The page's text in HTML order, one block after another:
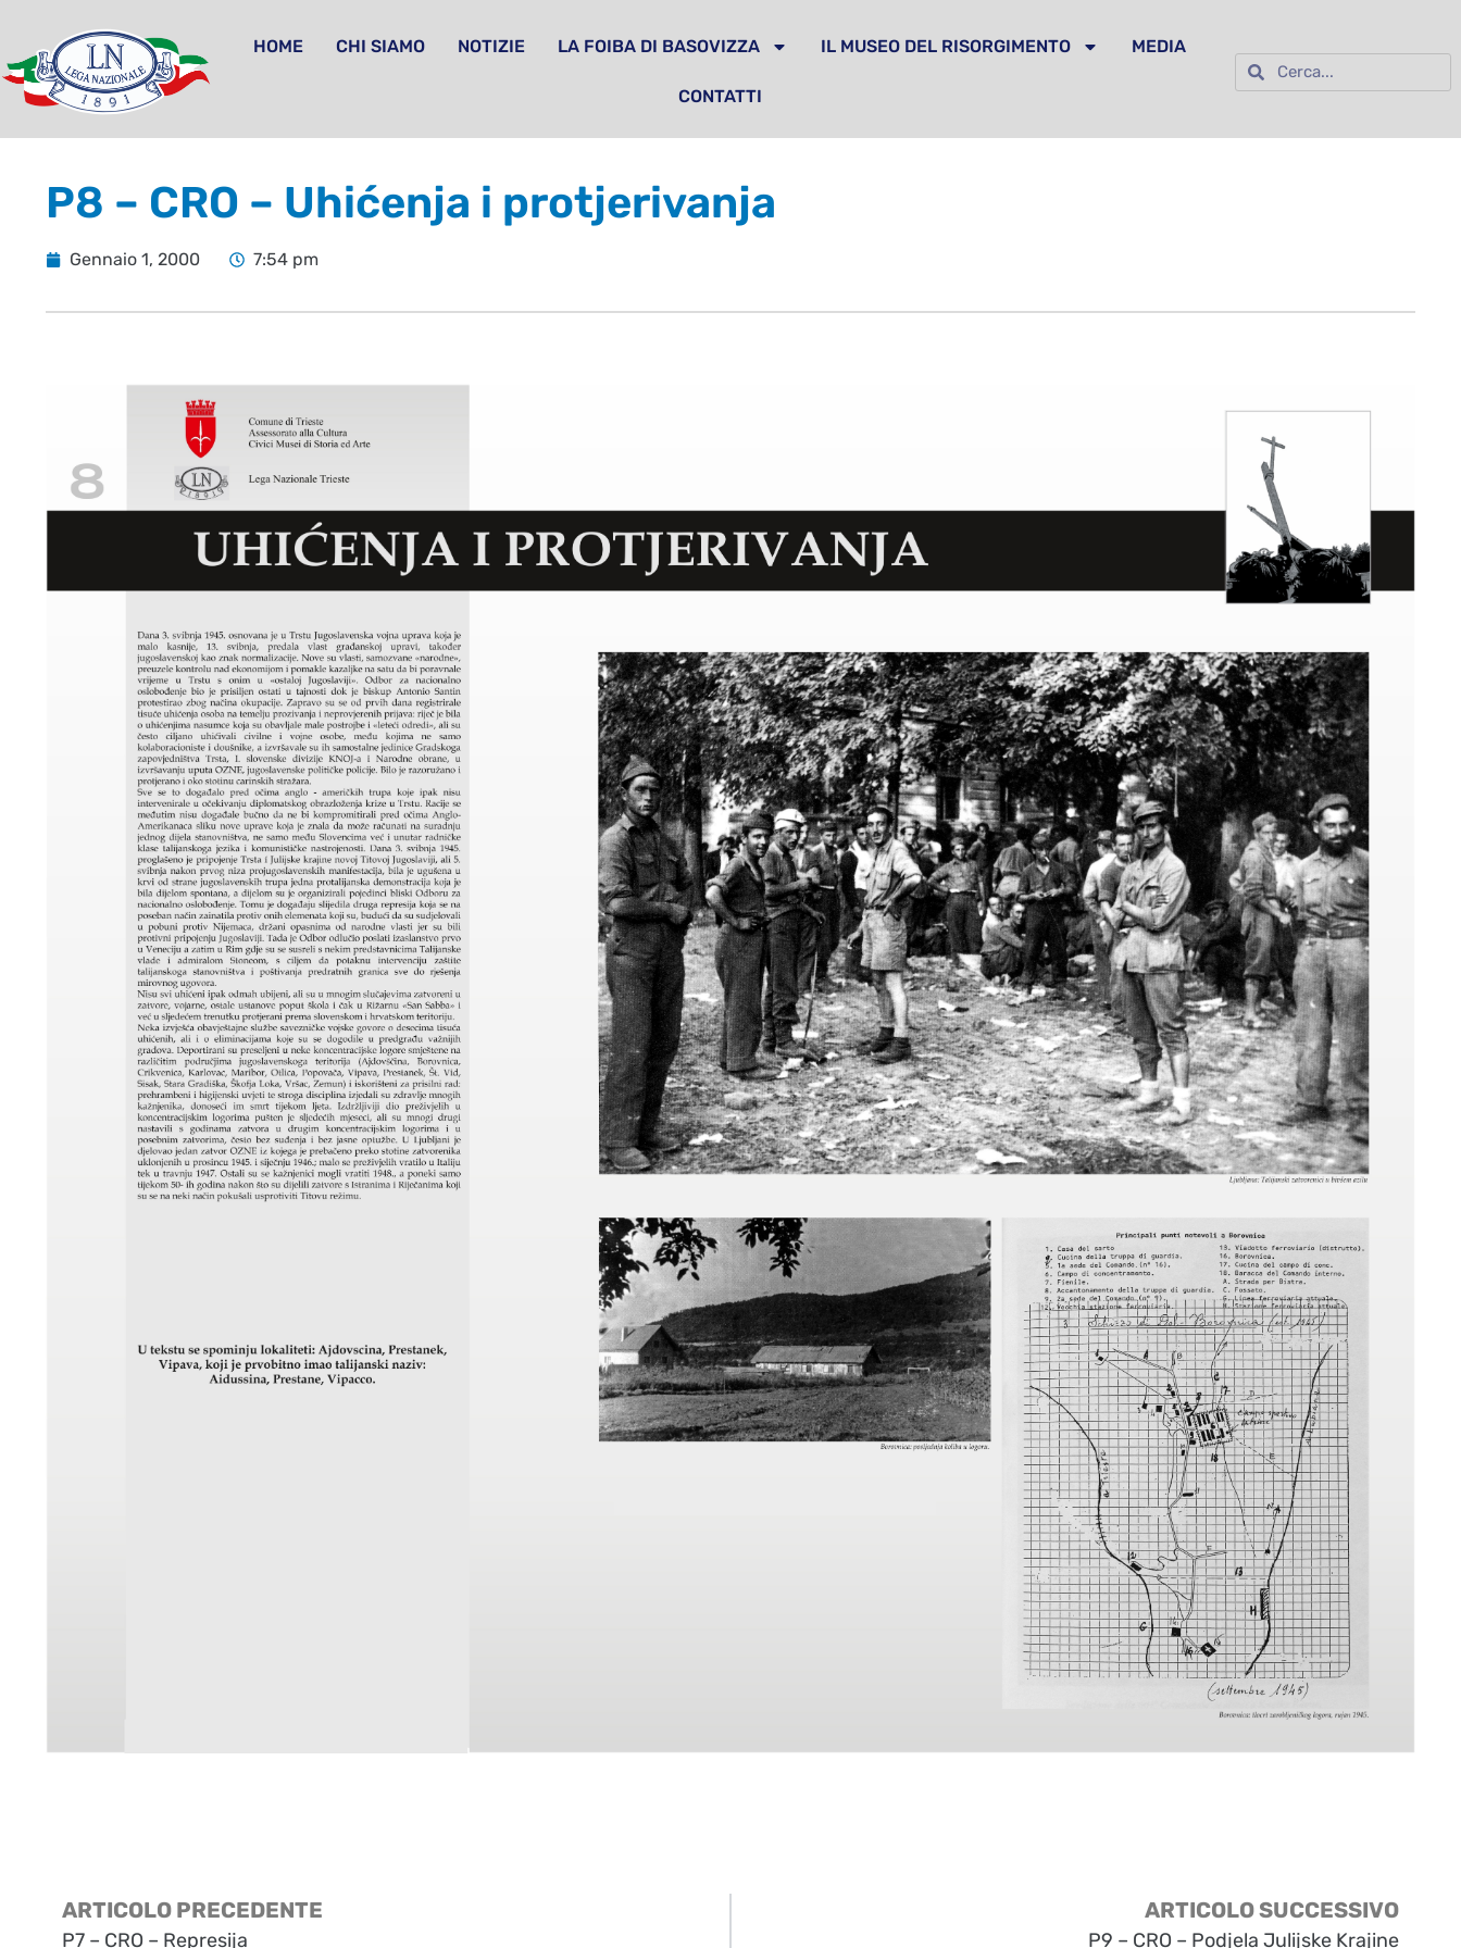
HOME CHI SIAMO NOTIZIE LA FOIBA DI BASOVIZZA IL MUSEO DEL RISORGIMENTO MEDIA
CONTATTI
P8 – CRO – Uhićenja i protjerivanja
Gennaio 1, 2000 7:54 pm
ARTICOLO PRECEDENTE
P7 – CRO – Represija
ARTICOLO SUCCESSIVO
P9 – CRO – Podjela Julijske Krajine